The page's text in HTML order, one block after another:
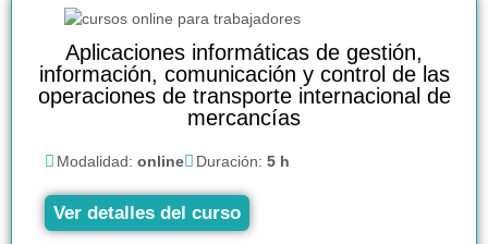
Aplicaciones informáticas de gestión,
información, comunicación y control de las
operaciones de transporte internacional de
mercancías
Modalidad: online Duración: 5 h
Ver detalles del curso